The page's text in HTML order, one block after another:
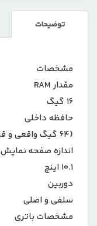
توضیحات
مشخصات
مقدار RAM
16 گیگ
حافظه داخلی
(۶۴ گیگ واقعی و قابل افزایش تا ۱ ترابایت با مموری)
اندازه صفحه نمایش
10.1 اینچ
دوربین
سلفی و اصلی
مشخصات باتری